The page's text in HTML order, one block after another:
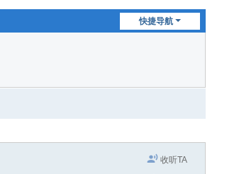
快捷导航
收听TA